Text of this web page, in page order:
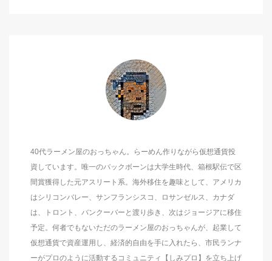
40代ラーメン屋のおっちゃん。らーめん作りながら仮想通貨投
資しています。唯一のバックボーンは大学生時代、箱根駅伝で区
間賞獲得した元アスリート系。海外移住を趣味として、アメリカ
はシリコンバレー、サンフランシスコ、ロサンゼルス、カナダ
は、トロント、バンクーバーと渡り歩き、次はジョージアに移住
予定。何者でもないただのラーメン屋のおっちゃんが、起業して
仮想通貨で資産運用し、経済的自由を手に入れたら、市民ランナ
ーがプロのように活動するコミュニティ【しみプロ】を立ち上げ